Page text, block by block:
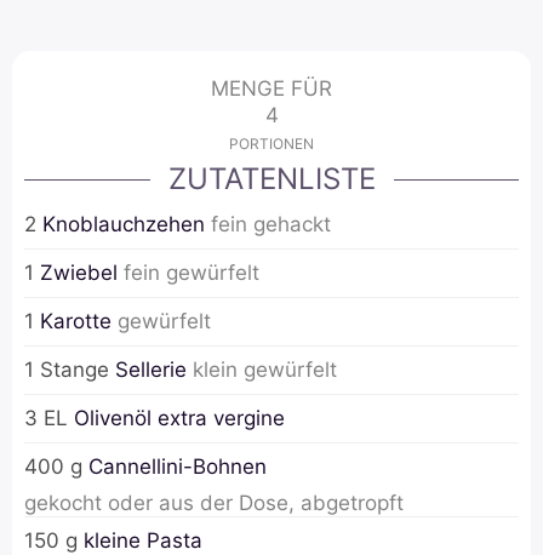
MENGE FÜR
4
PORTIONEN
ZUTATENLISTE
2 Knoblauchzehen fein gehackt
1 Zwiebel fein gewürfelt
1 Karotte gewürfelt
1 Stange Sellerie klein gewürfelt
3 EL Olivenöl extra vergine
400 g Cannellini-Bohnen
gekocht oder aus der Dose, abgetropft
150 g kleine Pasta